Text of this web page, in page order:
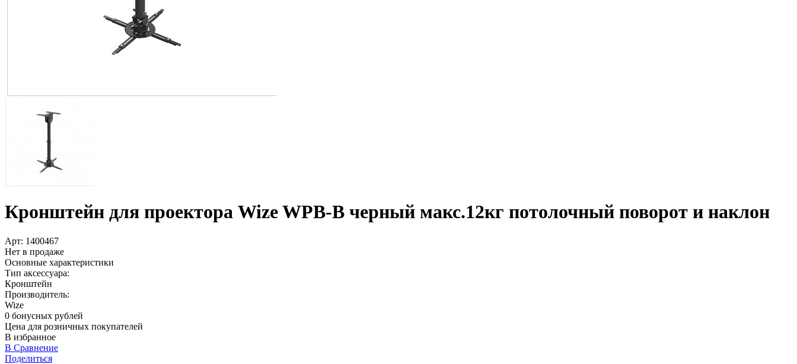
Кронштейн для проектора Wize WPB-B черный макс.12кг потолочный поворот и наклон
Арт: 1400467
Нет в продаже
Основные характеристики
Тип аксессуара:
Кронштейн
Производитель:
Wize
0 бонусных рублей
Цена для розничных покупателей
В избранное
В Сравнение
Поделиться